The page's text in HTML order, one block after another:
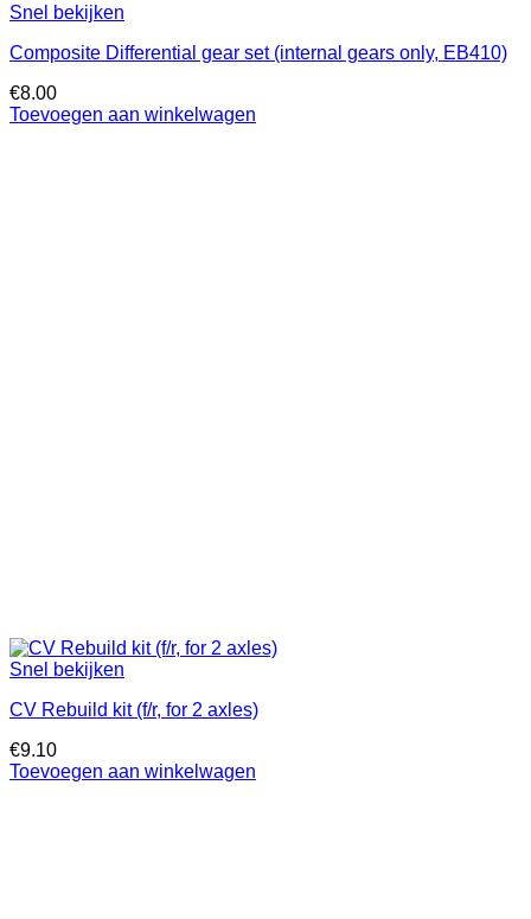
Snel bekijken
Composite Differential gear set (internal gears only, EB410)
€8.00
Toevoegen aan winkelwagen
Snel bekijken
CV Rebuild kit (f/r, for 2 axles)
€9.10
Toevoegen aan winkelwagen